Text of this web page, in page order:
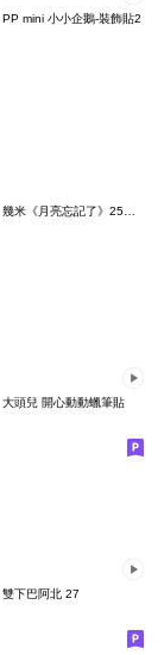
PP mini 小小企鵝-裝飾貼2
幾米《月亮忘記了》25周年 x 晴天P莉
大頭兒 開心動動蠟筆貼
雙下巴阿北 27